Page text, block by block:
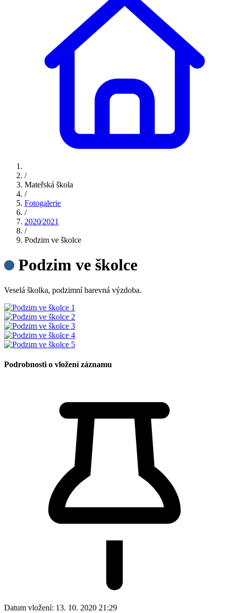
/
Mateřská škola
/
Fotogalerie
/
2020⁄2021
/
Podzim ve školce
Podzim ve školce
Veselá školka, podzimní barevná výzdoba.
Podrobnosti o vložení záznamu
Datum vložení: 13. 10. 2020 21:29